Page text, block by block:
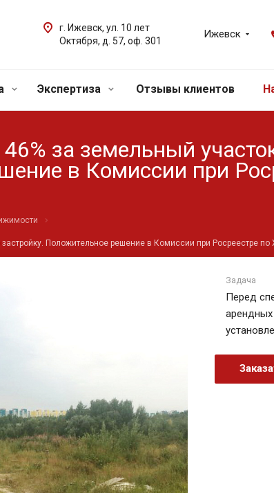
Ижевск
г. Ижевск, ул. 10 лет
Октября, д. 57, оф. 301
Экспертиза Отзывы клиентов
за земельный
в Комиссии при
Положительное решение в Комиссии при Росреестре
Задача
Перед
арендных